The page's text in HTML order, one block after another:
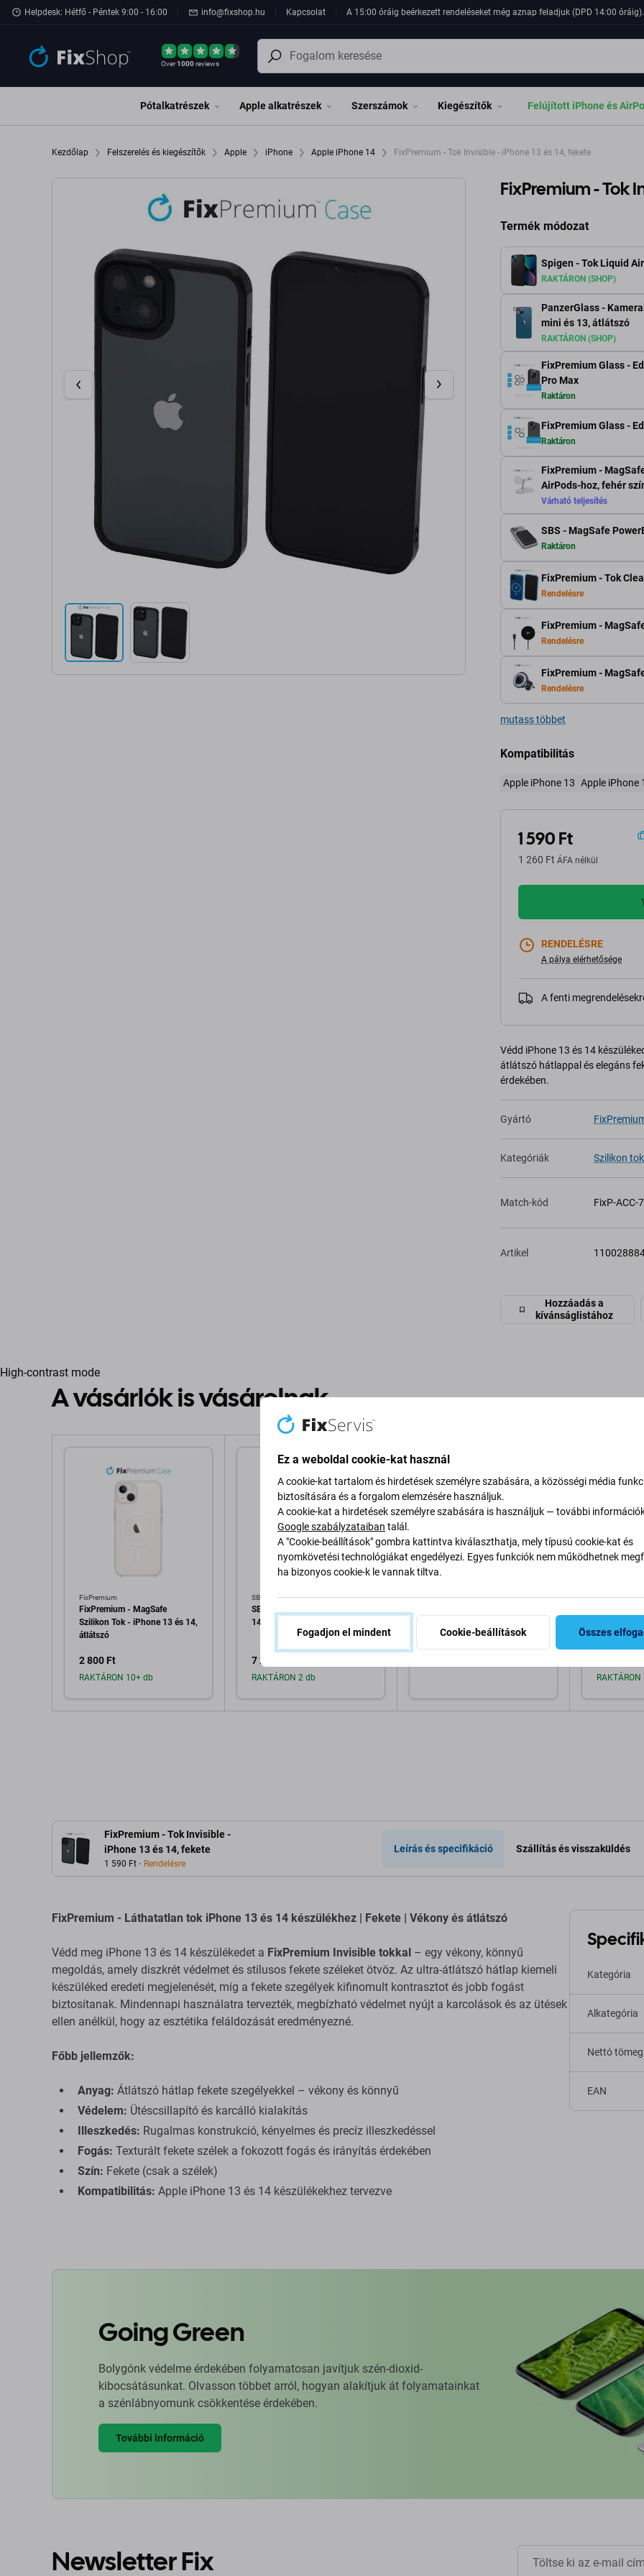
Ugrás az oldal fő részéhez
Helpdesk: Hétfő - Péntek 9:00 - 16:00 info@fixshop.hu Kapcsolat A 15:00 óráig beérkezett rendeléseket még aznap feladjuk (DPD 14:00
Over1000reviews
Pótalkatrészek Apple alkatrészek Szerszámok Kiegészítők Felújított iPhone és
Kezdőlap Felszerelés és kiegészítők Apple iPhone Apple iPhone 14 FixPremium - Tok Invisible - iPhone 13 és 14, fekete
FixPremium - Tok
Termék módozat
Spigen - Tok Liquid
RAKTÁRON (SHOP)
PanzerGlass -
mini és 13, átlátszó
RAKTÁRON (SHOP)
FixPremium Glass -
Pro Max
Raktáron
FixPremium Glass -
Raktáron
FixPremium -
AirPods-hoz, fehér
Várható teljesítés
SBS - MagSafe
Raktáron
FixPremium - Tok
Rendelésre
FixPremium -
Rendelésre
FixPremium -
Rendelésre
mutass többet
Kompatibilitás
Apple iPhone 13 Apple iPhone
1 590 Ft
1 260 Ft ÁFA nélkül
RENDELÉSRE
A pálya elérhetősége
A fenti
Védd iPhone 13 és 14
átlátszó hátlappal és elegáns
érdekében.
Gyártó
Kategóriák Szilikon tok
Match-kód FixP-ACC-
Artikel
Hozzáadás a
kívánságlistához
High-contrast mode
A vásárlók is vásárolnak
FixPremium
FixPremium - MagSafe
Szilikon Tok - iPhone 13 és 14,
átlátszó
2 800 Ft
RAKTÁRON 10+ db
SBS
SBS - Tok Instinct - iPhone
14/13, fekete
7 200 Ft
RAKTÁRON 2 db
Spigen Spigen
FixPremium - Tok Invisible -
iPhone 13 és 14, fekete
1 590 Ft Rendelésre
Leírás és specifikáció Szállítás és visszaküldés
FixPremium - Láthatatlan tok iPhone 13 és 14 készülékhez | Fekete | Vékony és átlátszó
Védd meg iPhone 13 és 14 készülékedet a FixPremium Invisible tokkal – egy vékony, könnyű
megoldás, amely diszkrét védelmet és stílusos fekete széleket ötvöz. Az ultra-átlátszó hátlap kiemeli
készüléked eredeti megjelenését, míg a fekete szegélyek kifinomult kontrasztot és jobb fogást
biztosítanak. Mindennapi használatra tervezték, megbízható védelmet nyújt a karcolások és az ütések
ellen anélkül, hogy az esztétika feláldozását eredményezné.
Főbb jellemzők:
Anyag: Átlátszó hátlap fekete szegélyekkel – vékony és könnyű
Védelem: Ütéscsillapító és karcálló kialakítás
Illeszkedés: Rugalmas konstrukció, kényelmes és precíz illeszkedéssel
Fogás: Texturált fekete szélek a fokozott fogás és irányítás érdekében
Szín: Fekete (csak a szélek)
Kompatibilitás: Apple iPhone 13 és 14 készülékekhez tervezve
Kategória
Alkategória
Nettó
EAN
Going Green
Bolygónk védelme érdekében folyamatosan javítjuk szén-dioxid-
kibocsátásunkat. Olvasson többet arról, hogyan alakítjuk át folyamatainkat
a szénlábnyomunk csökkentése érdekében.
További információ
Newsletter Fix
Ez a weboldal cookie-kat használ
A cookie-kat tartalom és hirdetések személyre szabására, a közösségi média
biztosítására és a forgalom elemzésére használjuk.
A cookie-kat a hirdetések személyre szabására is használjuk — további
Google szabályzataiban talál.
A "Cookie-beállítások" gombra kattintva kiválaszthatja, mely típusú cookie-kat és
nyomkövetési technológiákat engedélyezi. Egyes funkciók nem működhetnek
ha bizonyos cookie-k le vannak tiltva.
Fogadjon el mindent Cookie-beállítások Összes